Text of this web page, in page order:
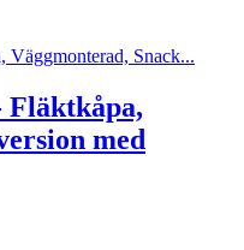
Fläktkåpa,
med